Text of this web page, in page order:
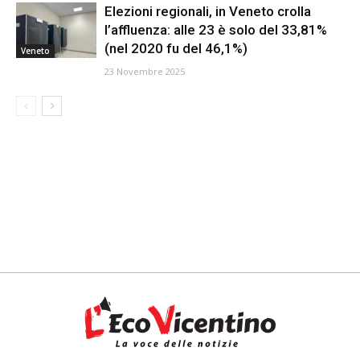
Veneto
Elezioni regionali, in Veneto crolla
l’affluenza: alle 23 è solo del 33,81%
(nel 2020 fu del 46,1%)
23 Novembre 2025